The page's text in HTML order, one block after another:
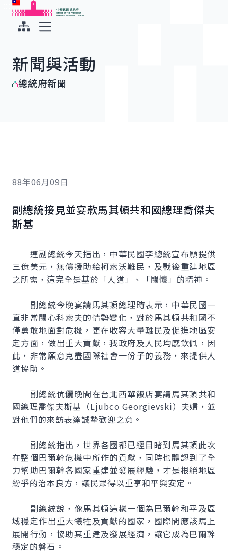
跳到主要內容
中華民國總統府
新聞與活動
總統府新聞
88年06月09日
副總統接見並宴款馬其頓共和國總理喬傑夫
斯基
連副總統今天指出，中華民國李總統宣布願提供
三億美元，無償援助給柯索沃難民，及戰後重建地區
之所需，這完全是基於「人道」、「關懷」的精神。
副總統今晚宴請馬其頓總理時表示，中華民國一
直非常關心科索夫的情勢變化，對於馬其頓共和國不
僅勇敢地面對危機，更在收容大量難民及促進地區安
定方面，做出重大貢獻，我政府及人民均感欽佩，因
此，非常願意克盡國際社會一份子的義務，來提供人
道協助。
副總統伉儷晚間在台北西華飯店宴請馬其頓共和
國總理喬傑夫斯基（Ljubco Georgievski）夫婦，並
對他們的來訪表達誠摯歡迎之意。
副總統指出，世界各國都已經目睹到馬其頓此次
在整個巴爾幹危機中所作的貢獻，同時也體認到了全
力幫助巴爾幹各國家重建並發展經驗，才是根絕地區
紛爭的治本良方，讓民眾得以重享和平與安定。
副總統說，像馬其頓這樣一個為巴爾幹和平及區
域穩定作出重大犧牲及貢獻的國家，國際間應該馬上
展開行動，協助其重建及發展經濟，讓它成為巴爾幹
穩定的磐石。